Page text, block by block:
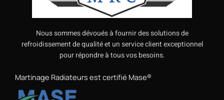
Nous sommes dévoués à fournir des solutions de
refroidissement de qualité et un service client exceptionnel
pour répondre à tous vos besoins.
Martinage Radiateurs est certifié Mase®